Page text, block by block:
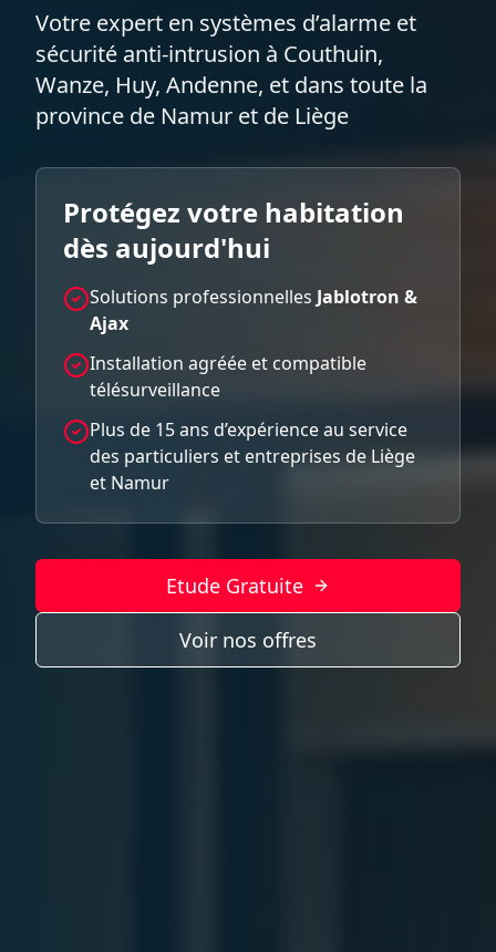
Votre expert en systèmes d’alarme et
sécurité anti-intrusion à Couthuin,
Wanze, Huy, Andenne, et dans toute la
province de Namur et de Liège
Protégez votre habitation
dès aujourd'hui
Solutions professionnelles Jablotron &
Ajax
Installation agréée et compatible
télésurveillance
Plus de 15 ans d’expérience au service
des particuliers et entreprises de Liège
et Namur
Etude Gratuite
Voir nos offres